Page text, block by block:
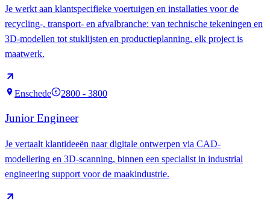
Je werkt aan klantspecifieke voertuigen en installaties voor de
recycling-, transport- en afvalbranche: van technische tekeningen en
3D-modellen tot stuklijsten en productieplanning, elk project is
maatwerk.
Enschede € 2800 - 3800
Junior Engineer
Je vertaalt klantideeën naar digitale ontwerpen via CAD-
modellering en 3D-scanning, binnen een specialist in industrial
engineering support voor de maakindustrie.